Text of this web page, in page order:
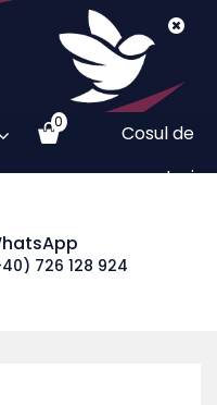
Cosul de
cumparaturi
0
726 128 924